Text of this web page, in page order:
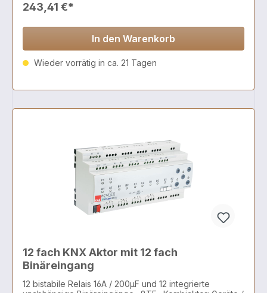
243,41 €*
In den Warenkorb
Wieder vorrätig in ca. 21 Tagen
12 fach KNX Aktor mit 12 fach
Binäreingang
12 bistabile Relais 16A / 200µF und 12 integrierte